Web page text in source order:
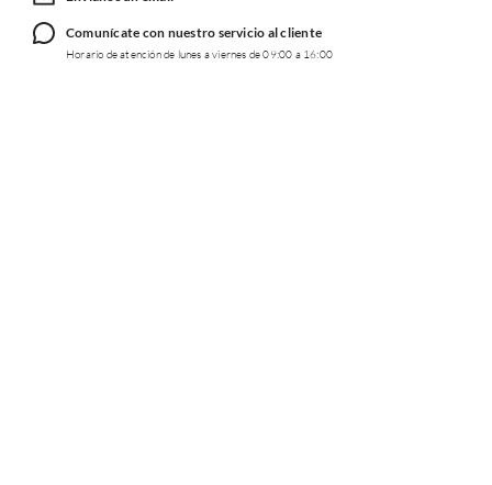
Comunícate con nuestro servicio al cliente
Horario de atención de lunes a viernes de 09:00 a 16:00